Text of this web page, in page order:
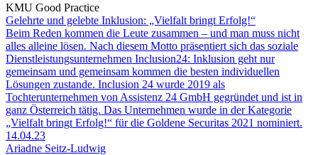
KMU Good Practice
Gelehrte und gelebte Inklusion: „Vielfalt bringt Erfolg!“
Beim Reden kommen die Leute zusammen – und man muss nicht
alles alleine lösen. Nach diesem Motto präsentiert sich das soziale
Dienstleistungsunternehmen Inclusion24: Inklusion geht nur
gemeinsam und gemeinsam kommen die besten individuellen
Lösungen zustande. Inclusion 24 wurde 2019 als
Tochterunternehmen von Assistenz 24 GmbH gegründet und ist in
ganz Österreich tätig. Das Unternehmen wurde in der Kategorie
„Vielfalt bringt Erfolg!“ für die Goldene Securitas 2021 nominiert.
14.04.23
Ariadne Seitz-Ludwig